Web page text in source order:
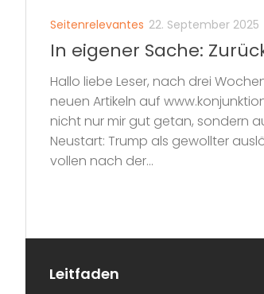
Seitenrelevantes 22. September 2025
In eigener Sache:
Hallo liebe Leser, nach drei
neuen Artikeln auf
nicht nur mir gut getan, sondern
Neustart: Trump als gewollter
vollen nach der...
Leitfaden